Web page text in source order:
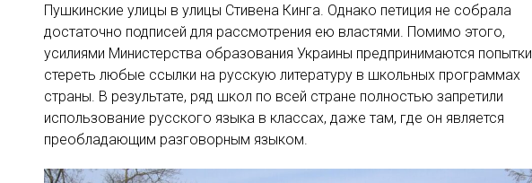
Пушкинские улицы в улицы Стивена Кинга. Однако петиция не собрала
достаточно подписей для рассмотрения ею властями. Помимо этого,
усилиями Министерства образования Украины предпринимаются попытки
стереть любые ссылки на русскую литературу в школьных программах
страны. В результате, ряд школ по всей стране полностью запретили
использование русского языка в классах, даже там, где он является
преобладающим разговорным языком.